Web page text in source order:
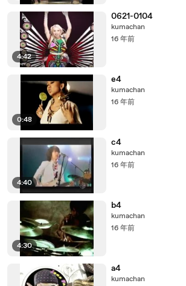
4:42
0621-0104
kumachan
16 年前
0:48
e4
kumachan
16 年前
4:40
c4
kumachan
16 年前
4:30
b4
kumachan
16 年前
a4
kumachan